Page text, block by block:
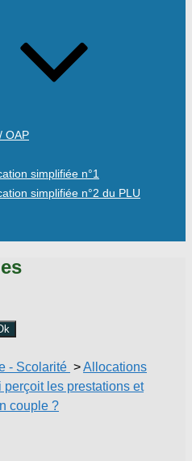
OAP
simplifiée n°1
simplifiée n°2 du PLU
- Scolarité >Allocations
perçoit les prestations et
couple ?